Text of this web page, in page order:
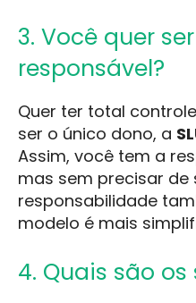
3. Você quer
responsável?
Quer ter total
ser o único dono, a
Assim, você tem a
mas sem precisar de
responsabilidade
modelo é mais
4. Quais são